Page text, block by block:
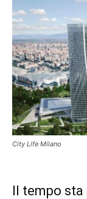
City Life Milano
Il tempo sta